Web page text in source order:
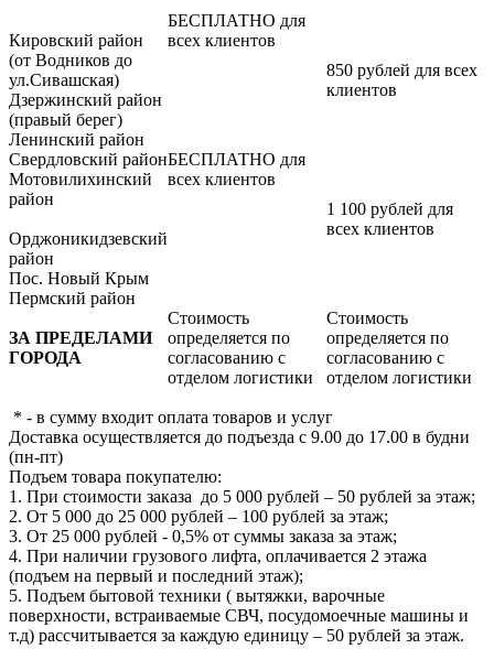
Кировский район
(от Водников до
ул.Сивашская)
Дзержинский район
(правый берег)
Ленинский район
Свердловский район
Мотовилихинский
район
Орджоникидзевский
район
Пос. Новый Крым
Пермский район
БЕСПЛАТНО для
всех клиентов
БЕСПЛАТНО для
всех клиентов
850 рублей для всех
клиентов
1 100 рублей для
всех клиентов
ЗА ПРЕДЕЛАМИ
ГОРОДА
Стоимость
определяется по
согласованию с
отделом логистики
Стоимость
определяется по
согласованию с
отделом логистики
* - в сумму входит оплата товаров и услуг
Доставка осуществляется до подъезда с 9.00 до 17.00 в будни
(пн-пт)
Подъем товара покупателю:
1. При стоимости заказа до 5 000 рублей – 50 рублей за этаж;
2. От 5 000 до 25 000 рублей – 100 рублей за этаж;
3. От 25 000 рублей - 0,5% от суммы заказа за этаж;
4. При наличии грузового лифта, оплачивается 2 этажа
(подъем на первый и последний этаж);
5. Подъем бытовой техники ( вытяжки, варочные
поверхности, встраиваемые СВЧ, посудомоечные машины и
т.д) рассчитывается за каждую единицу – 50 рублей за этаж.